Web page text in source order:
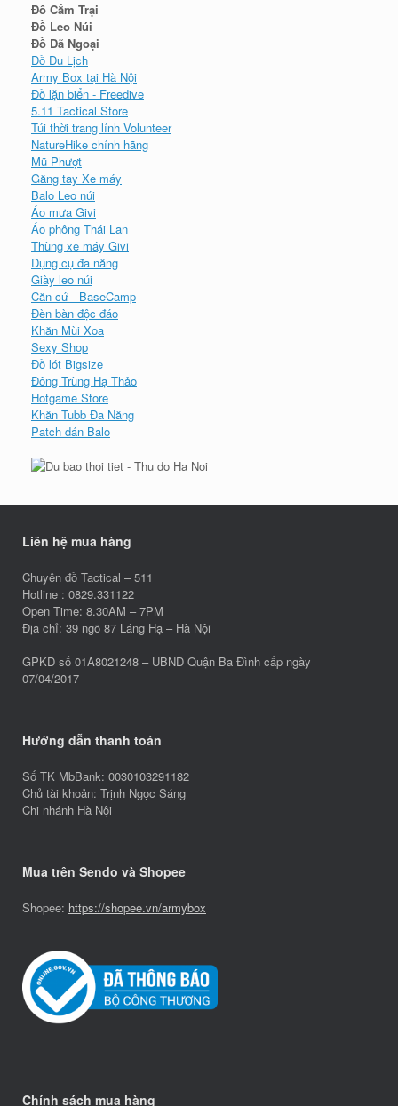
Đồ Cắm Trại
Đồ Leo Núi
Đồ Dã Ngoại
Đồ Du Lịch
Army Box tại Hà Nội
Đồ lặn biển - Freedive
5.11 Tactical Store
Túi thời trang lính Volunteer
NatureHike chính hãng
Mũ Phượt
Găng tay Xe máy
Balo Leo núi
Áo mưa Givi
Áo phông Thái Lan
Thùng xe máy Givi
Dụng cụ đa năng
Giày leo núi
Căn cứ - BaseCamp
Đèn bàn độc đáo
Khăn Mùi Xoa
Sexy Shop
Đồ lót Bigsize
Đông Trùng Hạ Thảo
Hotgame Store
Khăn Tubb Đa Năng
Patch dán Balo
Liên hệ mua hàng
Chuyên đồ Tactical – 511
Hotline : 0829.331122
Open Time: 8.30AM – 7PM
Địa chỉ: 39 ngõ 87 Láng Hạ – Hà Nội
GPKD số 01A8021248 – UBND Quận Ba Đình cấp ngày
07/04/2017
Hướng dẫn thanh toán
Số TK MbBank: 0030103291182
Chủ tài khoản: Trịnh Ngọc Sáng
Chi nhánh Hà Nội
Mua trên Sendo và Shopee
Shopee: https://shopee.vn/armybox
Chính sách mua hàng